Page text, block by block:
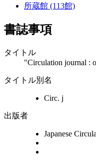
所蔵館 (113館)
書誌事項
タイトル
"Circulation journal :
タイトル別名
Circ. j
出版者
Japanese